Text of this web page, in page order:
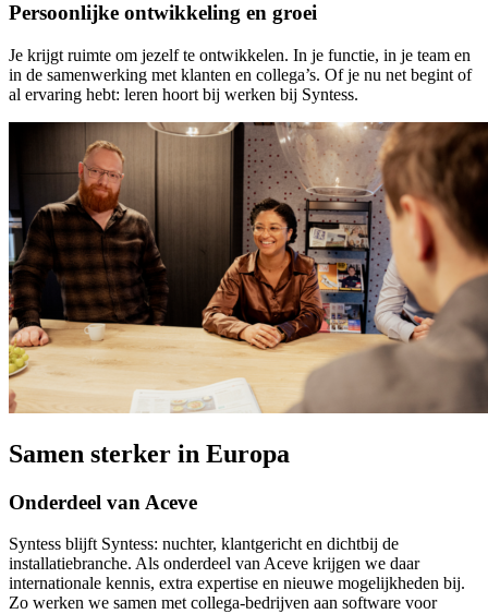
Persoonlijke ontwikkeling en groei
Je krijgt ruimte om jezelf te ontwikkelen. In je functie, in je team en
in de samenwerking met klanten en collega’s. Of je nu net begint of
al ervaring hebt: leren hoort bij werken bij Syntess.
Samen sterker in Europa
Onderdeel van Aceve
Syntess blijft Syntess: nuchter, klantgericht en dichtbij de
installatiebranche. Als onderdeel van Aceve krijgen we daar
internationale kennis, extra expertise en nieuwe mogelijkheden bij.
Zo werken we samen met collega-bedrijven aan software voor